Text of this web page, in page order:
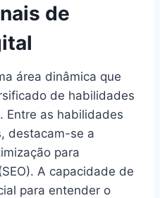
de
área dinâmica que
de habilidades
Entre as habilidades
destacam-se a
para
A capacidade de
para entender o